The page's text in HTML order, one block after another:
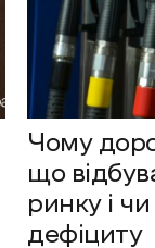
Чому
що
ринку і
дефіциту